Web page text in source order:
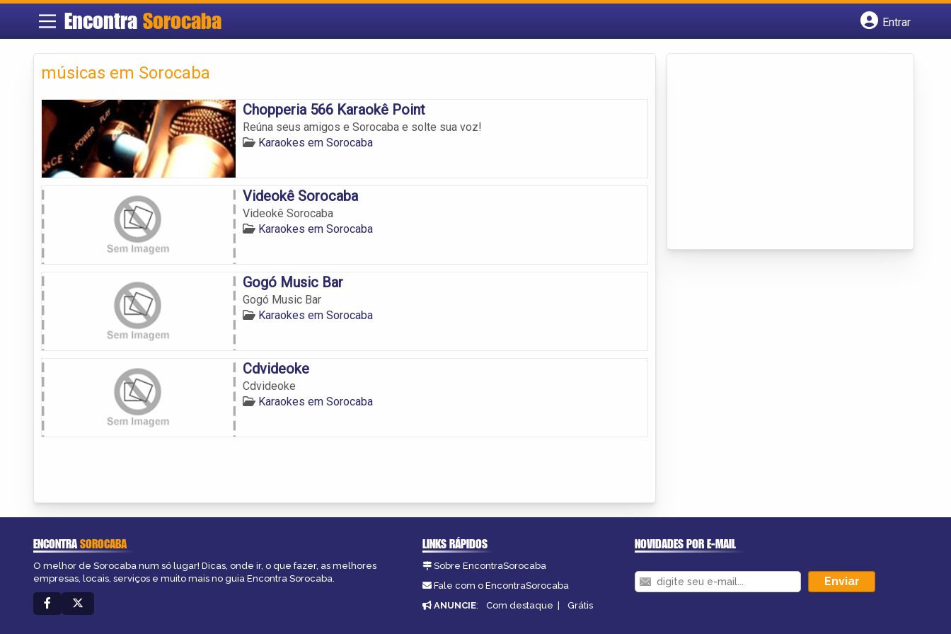
Encontra Sorocaba
Entrar
músicas em Sorocaba
Chopperia 566 Karaokê Point
Reúna seus amigos e Sorocaba e solte sua voz!
Karaokes em Sorocaba
Videokê Sorocaba
Videokê Sorocaba
Karaokes em Sorocaba
Gogó Music Bar
Gogó Music Bar
Karaokes em Sorocaba
Cdvideoke
Cdvideoke
Karaokes em Sorocaba
ENCONTRASOROCABA
O melhor de Sorocaba num só lugar! Dicas, onde ir, o que fazer, as melhores
empresas, locais, serviços e muito mais no guia Encontra Sorocaba.
LINKS RÁPIDOS
Sobre EncontraSorocaba
Fale com o EncontraSorocaba
ANUNCIE: Com destaque | Grátis
NOVIDADES POR E-MAIL